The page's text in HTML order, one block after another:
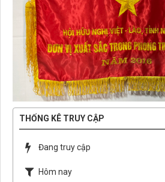
THỐNG KÊ TRUY CẬP
Đang truy cập
Hôm nay